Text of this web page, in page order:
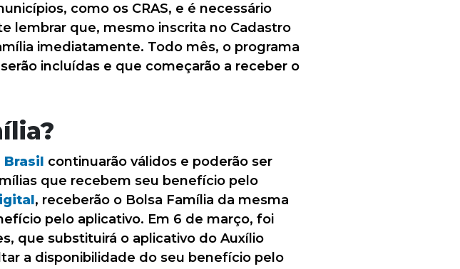
como os CRAS, e é necessário
lembrar que, mesmo inscrita no Cadastro
imediatamente. Todo mês, o programa
incluídas e que começarão a receber o
continuarão válidos e poderão ser
que recebem seu benefício pelo
, receberão o Bolsa Família da mesma
pelo aplicativo. Em 6 de março, foi
que substituirá o aplicativo do Auxílio
a disponibilidade do seu benefício pelo